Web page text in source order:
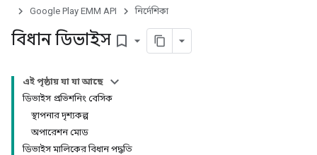
Google Play EMM API
নির্দেশিকা
বিধান ডিভাইস bookmark_border
এই পৃষ্ঠায় যা যা আছে
ডিভাইস প্রভিশনিং বেসিক
স্থাপনার দৃশ্যকল্প
অপারেশন মোড
ডিভাইস মালিকের বিধান পদ্ধতি